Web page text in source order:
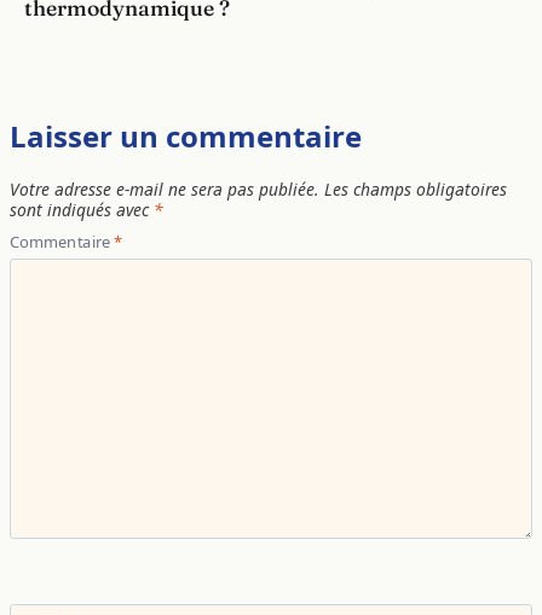
l’article
thermodynamique ?
Laisser un commentaire
Votre adresse e-mail ne sera pas publiée. Les champs obligatoires
sont indiqués avec *
Commentaire*